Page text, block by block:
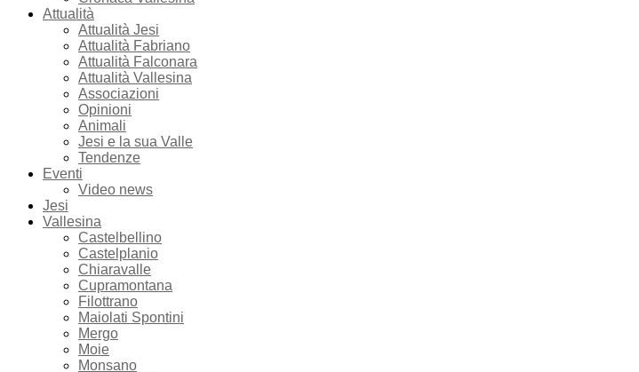
Attualità
Attualità Jesi
Attualità Fabriano
Attualità Falconara
Attualità Vallesina
Associazioni
Opinioni
Animali
Jesi e la sua Valle
Tendenze
Eventi
Video news
Jesi
Vallesina
Castelbellino
Castelplanio
Chiaravalle
Cupramontana
Filottrano
Maiolati Spontini
Mergo
Moie
Monsano